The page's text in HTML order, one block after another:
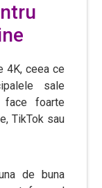
4K, ceea ce
sale
face foarte
TikTok sau
de buna